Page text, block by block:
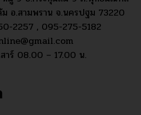
อ.สามพราน จ.นครปฐม 73220
2257 , 095-275-5182
าร์ 08.00 – 17.00 น.